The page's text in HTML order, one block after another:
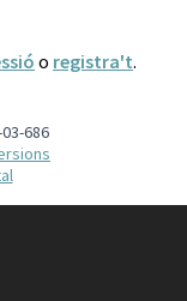
o registra't.
686